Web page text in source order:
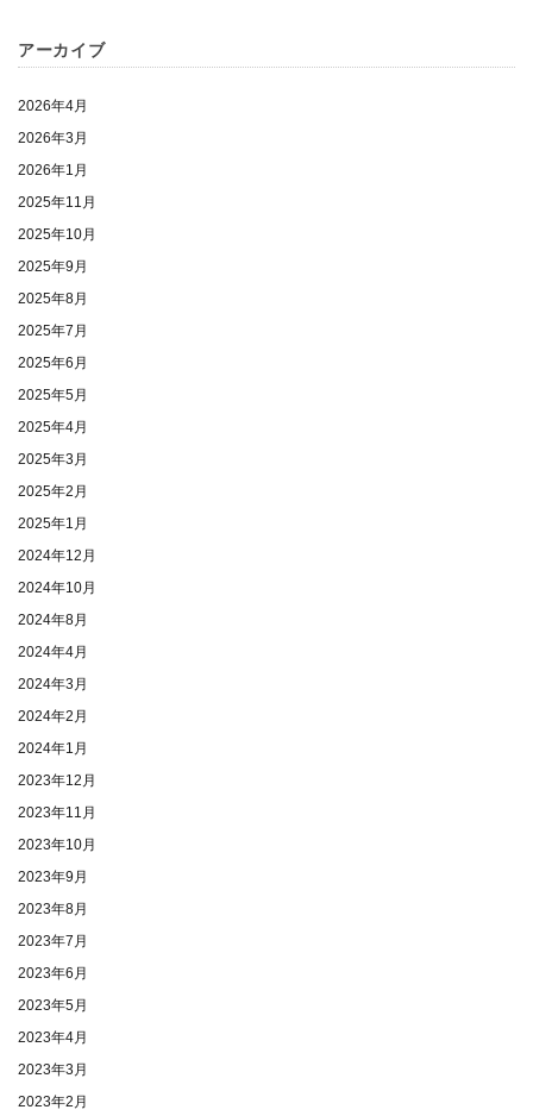
アーカイブ
2026年4月
2026年3月
2026年1月
2025年11月
2025年10月
2025年9月
2025年8月
2025年7月
2025年6月
2025年5月
2025年4月
2025年3月
2025年2月
2025年1月
2024年12月
2024年10月
2024年8月
2024年4月
2024年3月
2024年2月
2024年1月
2023年12月
2023年11月
2023年10月
2023年9月
2023年8月
2023年7月
2023年6月
2023年5月
2023年4月
2023年3月
2023年2月